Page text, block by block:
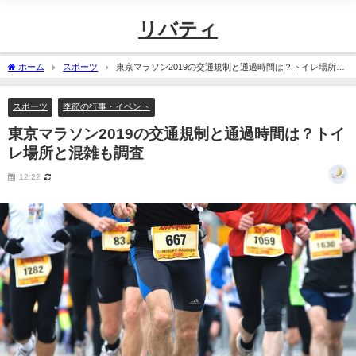
リバティ
ホーム スポーツ
東京マラソン2019の交通規制と通過時間は？トイレ場所と
混雑も調査
スポーツ 季節の行事・イベント
東京マラソン2019の交通規制と通過時間は？トイ
レ場所と混雑も調査
12:22